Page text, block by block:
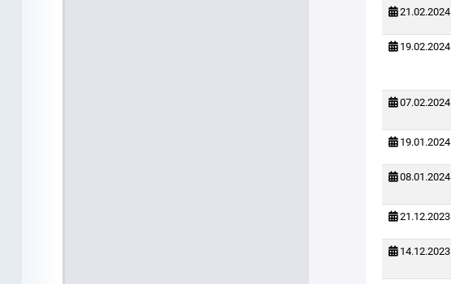
21.02.2024
19.02.2024
07.02.2024
19.01.2024
08.01.2024
21.12.2023
14.12.2023